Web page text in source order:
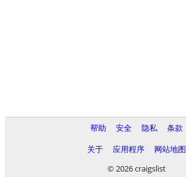
帮助 安全 隐私
条款
关于
应用程序
网站地图
© 2026 craigslist